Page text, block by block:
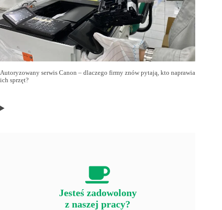
Autoryzowany serwis Canon – dlaczego firmy znów pytają, kto naprawia
ich sprzęt?
Jesteś zadowolony
z naszej pracy?